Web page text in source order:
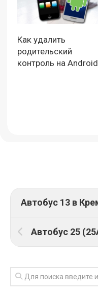
Как удалить
родительский
контроль на Android